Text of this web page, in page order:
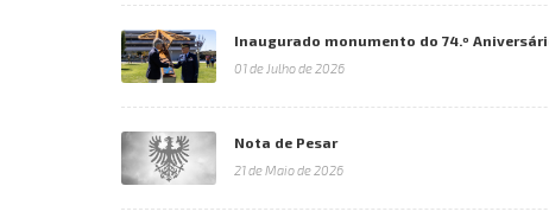
Inaugurado monumento do 74.º
01 de Julho de 2026
Nota de Pesar
21 de Maio de 2026